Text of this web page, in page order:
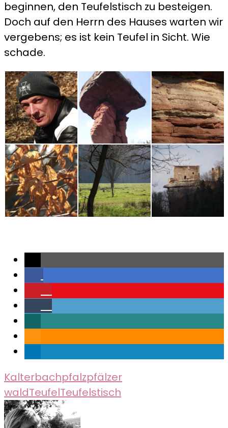
beginnen, den Teufelstisch zu besteigen.
Doch auf den Herrn des Hauses warten wir
vergebens; es ist kein Teufel in Sicht. Wie
schade.
Kalterbachpfalzpfälzer
waldTeufelTeufelstisch